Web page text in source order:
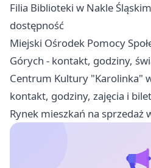
Filia Biblioteki w Nakle
dostępność
Miejski Ośrodek Pomocy
Górych - kontakt, godziny,
Centrum Kultury "Karolinka"
kontakt, godziny, zajęcia i
Rynek mieszkań na sprzedaż